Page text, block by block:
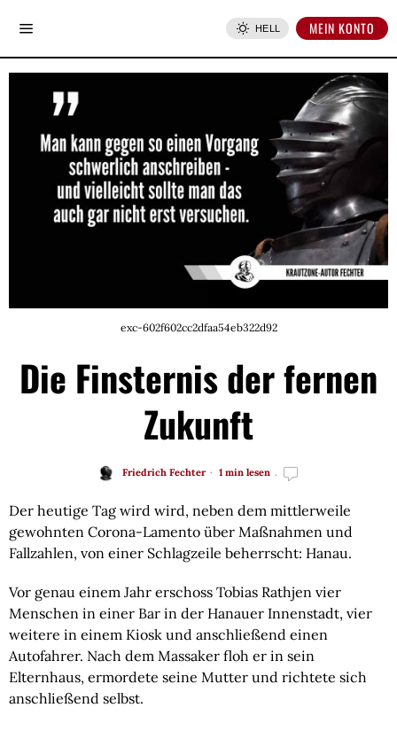
HELL MEIN KONTO
exc-602f602cc2dfaa54eb322d92
Die Finsternis der fernen
Zukunft
Friedrich Fechter 1 min lesen
Der heutige Tag wird wird, neben dem mittlerweile
gewohnten Corona-Lamento über Maßnahmen und
Fallzahlen, von einer Schlagzeile beherrscht: Hanau.
Vor genau einem Jahr erschoss Tobias Rathjen vier
Menschen in einer Bar in der Hanauer Innenstadt, vier
weitere in einem Kiosk und anschließend einen
Autofahrer. Nach dem Massaker floh er in sein
Elternhaus, ermordete seine Mutter und richtete sich
anschließend selbst.